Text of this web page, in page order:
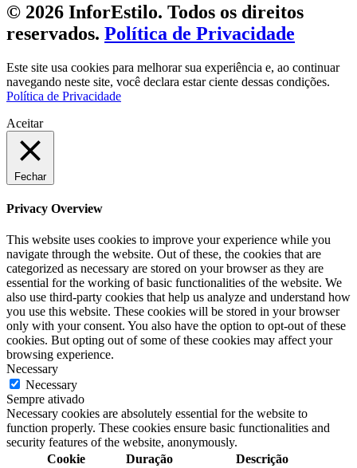
© 2026 InforEstilo. Todos os direitos
reservados. Política de Privacidade
Este site usa cookies para melhorar sua experiência e, ao continuar
navegando neste site, você declara estar ciente dessas condições.
Política de Privacidade
Aceitar
Fechar
Privacy Overview
This website uses cookies to improve your experience while you
navigate through the website. Out of these, the cookies that are
categorized as necessary are stored on your browser as they are
essential for the working of basic functionalities of the website. We
also use third-party cookies that help us analyze and understand how
you use this website. These cookies will be stored in your browser
only with your consent. You also have the option to opt-out of these
cookies. But opting out of some of these cookies may affect your
browsing experience.
Necessary
Necessary
Sempre ativado
Necessary cookies are absolutely essential for the website to
function properly. These cookies ensure basic functionalities and
security features of the website, anonymously.
Cookie
Duração Descrição